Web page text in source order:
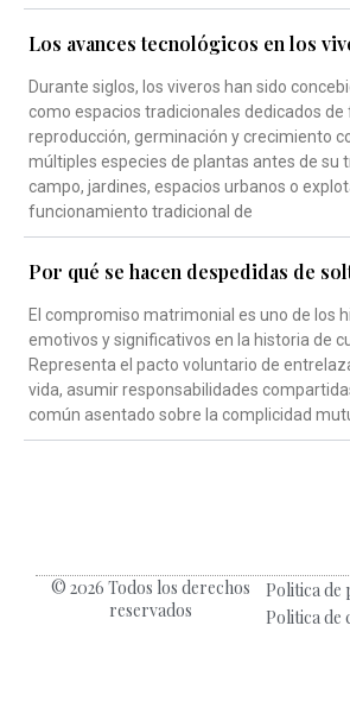
Los avances tecnológicos en los
Durante siglos, los viveros han sido
como espacios tradicionales dedicados de
reproducción, germinación y crecimiento
múltiples especies de plantas antes de su
campo, jardines, espacios urbanos o
funcionamiento tradicional de
Por qué se hacen despedidas de
El compromiso matrimonial es uno de los
emotivos y significativos en la historia de
Representa el pacto voluntario de
vida, asumir responsabilidades
común asentado sobre la complicidad
© 2026 Todos los derechos
reservados
Politica de
Politica de